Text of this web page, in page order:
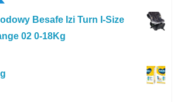
Besafe Izi Turn I-Size
02 0-18Kg